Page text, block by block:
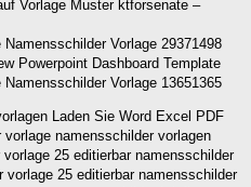
Vorlage 29371498
Vorlage 13651365
Laden Sie Word Excel PDF
namensschilder vorlagen
25 editierbar namensschilder
25 editierbar namensschilder